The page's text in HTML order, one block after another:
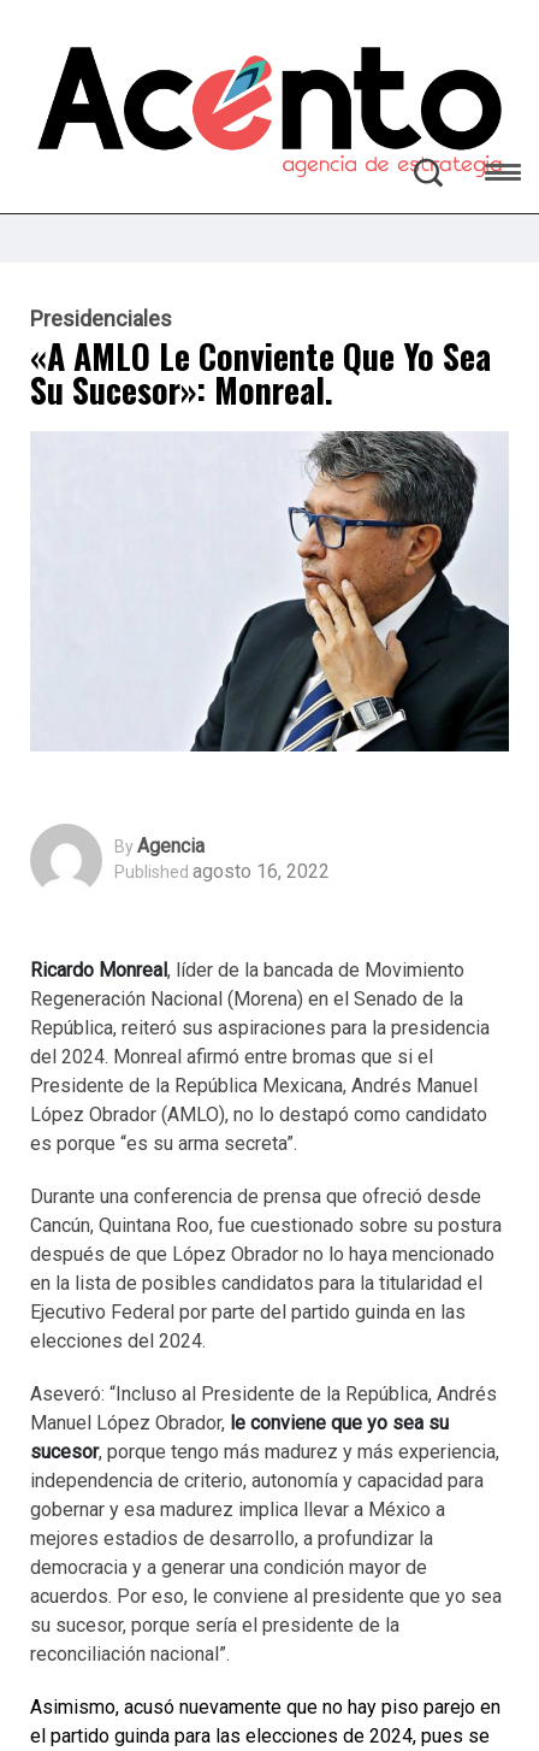
Presidenciales
«A AMLO Le Conviente Que Yo Sea
Su Sucesor»: Monreal.
ByAgencia
Published agosto 16, 2022
Ricardo Monreal, líder de la bancada de Movimiento
Regeneración Nacional (Morena) en el Senado de la
República, reiteró sus aspiraciones para la presidencia
del 2024. Monreal afirmó entre bromas que si el
Presidente de la República Mexicana, Andrés Manuel
López Obrador (AMLO), no lo destapó como candidato
es porque “es su arma secreta”.
Durante una conferencia de prensa que ofreció desde
Cancún, Quintana Roo, fue cuestionado sobre su postura
después de que López Obrador no lo haya mencionado
en la lista de posibles candidatos para la titularidad el
Ejecutivo Federal por parte del partido guinda en las
elecciones del 2024.
Aseveró: “Incluso al Presidente de la República, Andrés
Manuel López Obrador, le conviene que yo sea su
sucesor, porque tengo más madurez y más experiencia,
independencia de criterio, autonomía y capacidad para
gobernar y esa madurez implica llevar a México a
mejores estadios de desarrollo, a profundizar la
democracia y a generar una condición mayor de
acuerdos. Por eso, le conviene al presidente que yo sea
su sucesor, porque sería el presidente de la
reconciliación nacional”.
Asimismo, acusó nuevamente que no hay piso parejo en
el partido guinda para las elecciones de 2024, pues se